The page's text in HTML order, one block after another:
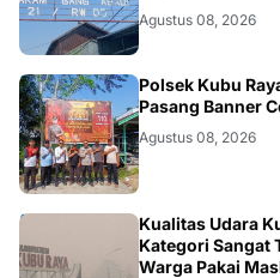
Agustus 08, 2026
KALBAR
Polsek Kubu
Pasang Banner
Agustus 08, 2026
KALBAR
Kualitas Udara
Kategori Sangat
Warga Pakai